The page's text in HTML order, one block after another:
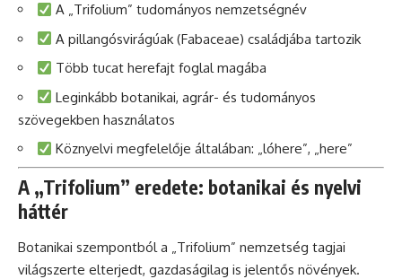
A „Trifolium” tudományos nemzetségnév
A pillangósvirágúak (Fabaceae) családjába tartozik
Több tucat herefajt foglal magába
Leginkább botanikai, agrár- és tudományos
szövegekben használatos
Köznyelvi megfelelője általában: „lóhere”, „here”
A „Trifolium” eredete: botanikai és nyelvi
háttér
Botanikai szempontból a „Trifolium” nemzetség tagjai
világszerte elterjedt, gazdaságilag is jelentős növények.